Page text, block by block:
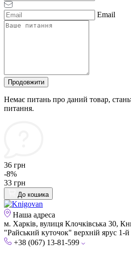
Email
Продовжити
Немає питань про даний товар,
питання.
36 грн
-8%
33 грн
До кошика
Наша адреса
м. Харків, вулиця Клочківська 30,
"Райський куточок" верхній ярус 1-й
+38 (067) 13-81-599